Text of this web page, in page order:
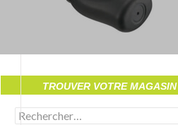
TROUVER VOTRE MAGASIN
Rechercher :